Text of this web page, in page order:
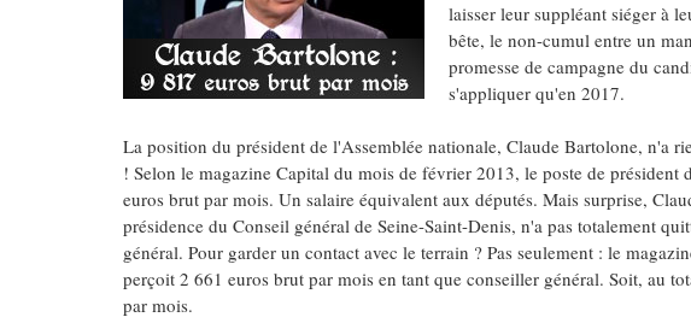
laisser leur suppléant siéger à
bête, le non-cumul entre un
promesse de campagne du
s'appliquer qu'en 2017.
La position du président de l'Assemblée nationale, Claude Bartolone, n'a
! Selon le magazine Capital du mois de février 2013, le poste de président
euros brut par mois. Un salaire équivalent aux députés. Mais surprise,
présidence du Conseil général de Seine-Saint-Denis, n'a pas totalement
général. Pour garder un contact avec le terrain ? Pas seulement : le
perçoit 2 661 euros brut par mois en tant que conseiller général. Soit, au
par mois.